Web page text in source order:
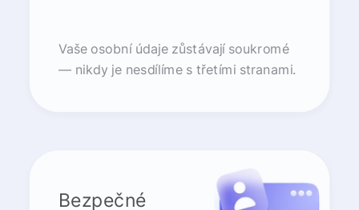
Vaše osobní údaje zůstávají soukromé
— nikdy je nesdílíme s třetími stranami.
Bezpečné